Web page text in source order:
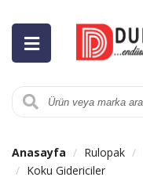
Anasayfa Rulopak
Koku Gidericiler